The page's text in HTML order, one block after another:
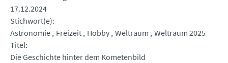
17.12.2024
Stichwort(e)
Astronomie Freizeit Hobby Weltraum Weltraum 2025
Titel
Die Geschichte hinter dem Kometenbild